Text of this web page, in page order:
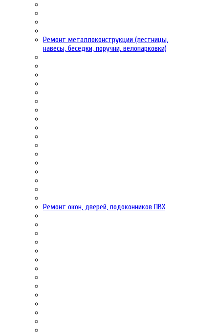
Ремонт металлоконструкции (лестницы,
навесы, беседки, поручни, велопарковки)
Ремонт окон, дверей, подоконников ПВХ